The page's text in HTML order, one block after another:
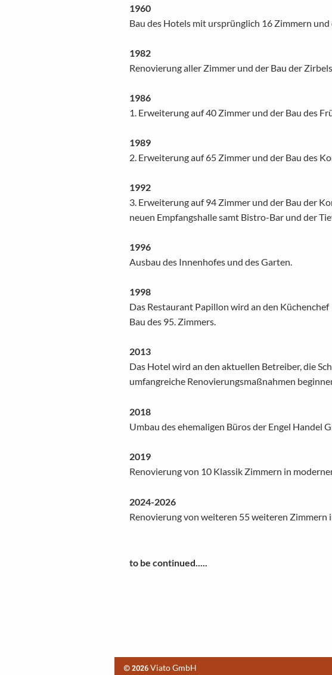
1960
Bau des Hotels mit ursprünglich 16 Zimmern
1982
Renovierung aller Zimmer und der Bau der
1986
1. Erweiterung auf 40 Zimmer und der Bau des
1989
2. Erweiterung auf 65 Zimmer und der Bau des
1992
3. Erweiterung auf 94 Zimmer und der Bau der
neuen Empfangshalle samt Bistro-Bar und der
1996
Ausbau des Innenhofes und des Garten.
1998
Das Restaurant Papillon wird an den
Bau des 95. Zimmers.
2013
Das Hotel wird an den aktuellen Betreiber, die
umfangreiche Renovierungsmaßnahmen
2018
Umbau des ehemaligen Büros der Engel Handel
2019
Renovierung von 10 Klassik Zimmern in
2024-2026
Renovierung von weiteren 55 weiteren Zimmern
to be continued.....
© 2026Viato GmbH